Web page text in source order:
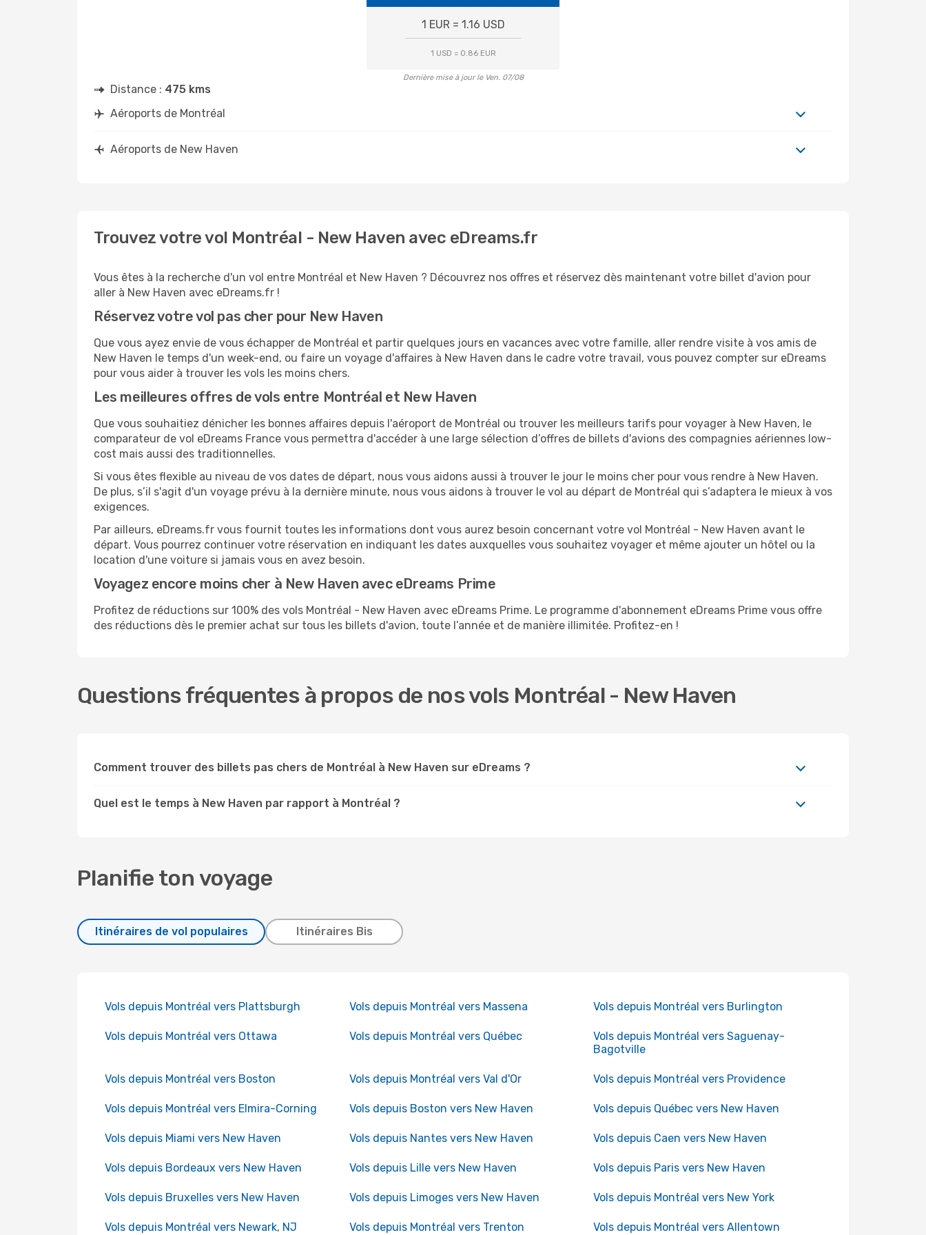
1 EUR = 1.16 USD
1 USD = 0.86 EUR
Dernière mise à jour le Ven. 07/08
Distance : 475 kms
Aéroports de Montréal
Aéroports de New Haven
Trouvez votre vol Montréal - New Haven avec eDreams.fr
Vous êtes à la recherche d'un vol entre Montréal et New Haven ? Découvrez nos offres et réservez dès maintenant votre billet d'avion pour
aller à New Haven avec eDreams.fr !
Réservez votre vol pas cher pour New Haven
Que vous ayez envie de vous échapper de Montréal et partir quelques jours en vacances avec votre famille, aller rendre visite à vos amis de
New Haven le temps d'un week-end, ou faire un voyage d'affaires à New Haven dans le cadre votre travail, vous pouvez compter sur eDreams
pour vous aider à trouver les vols les moins chers.
Les meilleures offres de vols entre Montréal et New Haven
Que vous souhaitiez dénicher les bonnes affaires depuis l'aéroport de Montréal ou trouver les meilleurs tarifs pour voyager à New Haven, le
comparateur de vol eDreams France vous permettra d'accéder à une large sélection d’offres de billets d'avions des compagnies aériennes low-
cost mais aussi des traditionnelles.
Si vous êtes flexible au niveau de vos dates de départ, nous vous aidons aussi à trouver le jour le moins cher pour vous rendre à New Haven.
De plus, s’il s'agit d'un voyage prévu à la dernière minute, nous vous aidons à trouver le vol au départ de Montréal qui s’adaptera le mieux à vos
exigences.
Par ailleurs, eDreams.fr vous fournit toutes les informations dont vous aurez besoin concernant votre vol Montréal - New Haven avant le
départ. Vous pourrez continuer votre réservation en indiquant les dates auxquelles vous souhaitez voyager et même ajouter un hôtel ou la
location d'une voiture si jamais vous en avez besoin.
Voyagez encore moins cher à New Haven avec eDreams Prime
Profitez de réductions sur 100% des vols Montréal - New Haven avec eDreams Prime. Le programme d'abonnement eDreams Prime vous offre
des réductions dès le premier achat sur tous les billets d'avion, toute l’année et de manière illimitée. Profitez-en !
Questions fréquentes à propos de nos vols Montréal - New Haven
Comment trouver des billets pas chers de Montréal à New Haven sur eDreams ?
Quel est le temps à New Haven par rapport à Montréal ?
Planifie ton voyage
Itinéraires de vol populaires Itinéraires Bis
Vols depuis Montréal vers Plattsburgh Vols depuis Montréal vers Massena Vols depuis Montréal vers Burlington
Vols depuis Montréal vers Ottawa Vols depuis Montréal vers Québec
Vols depuis Montréal vers Saguenay-
Bagotville
Vols depuis Montréal vers Boston Vols depuis Montréal vers Val d'Or Vols depuis Montréal vers Providence
Vols depuis Montréal vers Elmira-Corning Vols depuis Boston vers New Haven Vols depuis Québec vers New Haven
Vols depuis Miami vers New Haven Vols depuis Nantes vers New Haven Vols depuis Caen vers New Haven
Vols depuis Bordeaux vers New Haven Vols depuis Lille vers New Haven Vols depuis Paris vers New Haven
Vols depuis Bruxelles vers New Haven Vols depuis Limoges vers New Haven Vols depuis Montréal vers New York
Vols depuis Montréal vers Newark, NJ Vols depuis Montréal vers Trenton Vols depuis Montréal vers Allentown